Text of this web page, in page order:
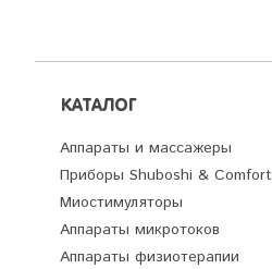
КАТАЛОГ
Аппараты и массажеры
Приборы Shuboshi & Comfort
Миостимуляторы
Аппараты микротоков
Аппараты физиотерапии